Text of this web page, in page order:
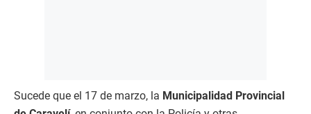
Sucede que el 17 de marzo, la Municipalidad Provincial